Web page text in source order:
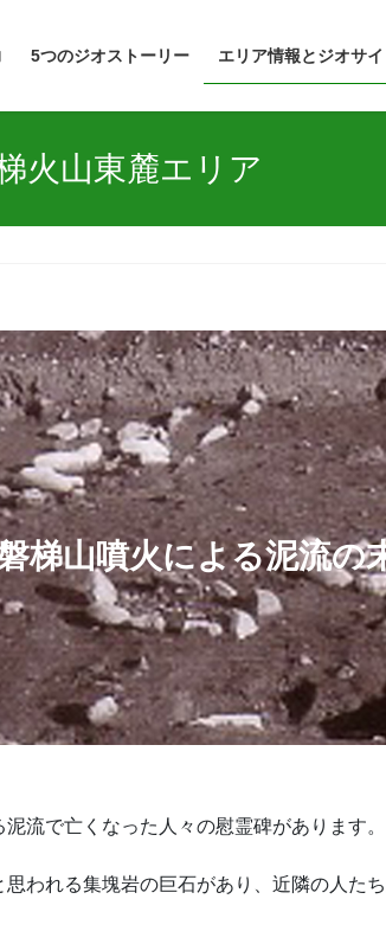
5つのジオストーリー エリア情報とジオサイ
火山東麓エリア
梯山噴火による泥流の
流で亡くなった人々の慰霊碑があります。
われる集塊岩の巨石があり、近隣の人た